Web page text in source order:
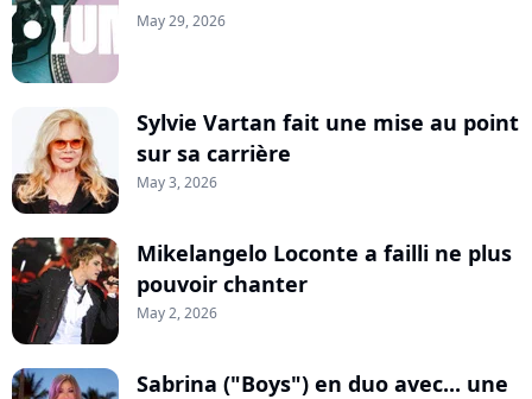
May 29, 2026
Sylvie Vartan fait une mise au point
sur sa carrière
May 3, 2026
Mikelangelo Loconte a failli ne plus
pouvoir chanter
May 2, 2026
Sabrina ("Boys") en duo avec... une